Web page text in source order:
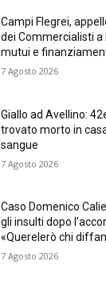
Campi Flegrei,
dei Commercialisti
mutui e
7 Agosto 2026
Giallo ad Avellino:
trovato morto in
sangue
7 Agosto 2026
Caso Domenico
gli insulti dopo
«Querelerò chi
7 Agosto 2026